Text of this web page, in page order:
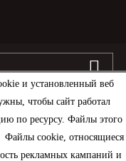
и установленный веб
чтобы сайт работал
по ресурсу. Файлы этого
Файлы cookie, относящиеся
рекламных кампаний и